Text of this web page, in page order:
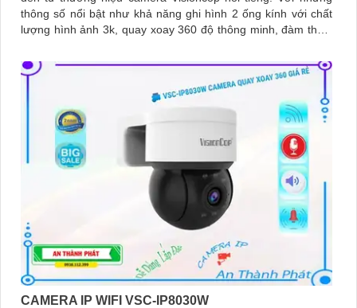
thông số nổi bật như khả năng ghi hình 2 ống kính với chất
lượng hình ảnh 3k, quay xoay 360 độ thông minh, đàm thoại
CAMERA IP WIFI VSC-IP8030W